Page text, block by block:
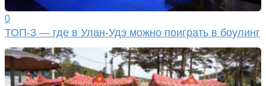
0
ТОП-3 — где в Улан-Удэ можно поиграть в боулинг